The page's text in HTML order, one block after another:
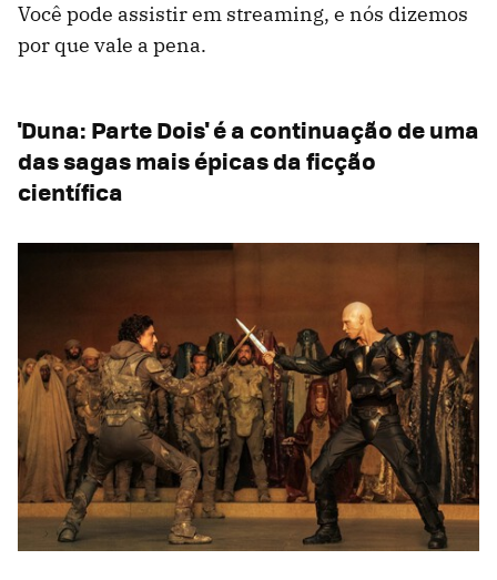
Você pode assistir em streaming, e nós dizemos
por que vale a pena.
'Duna: Parte Dois' é a continuação de uma
das sagas mais épicas da ficção
científica